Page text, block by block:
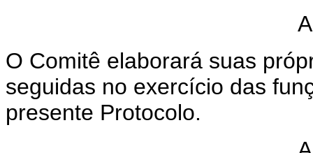
O Comitê elaborará suas
seguidas no exercício das
presente Protocolo.